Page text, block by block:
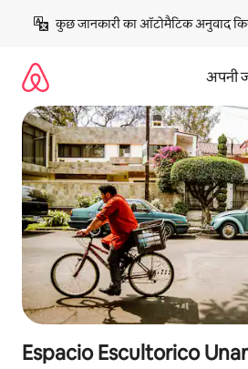
छोड़कर
कॉन्टेंट
कुछ जानकारी का ऑटोमैटिक अनुवाद
अपनी
Espacio Escultorico